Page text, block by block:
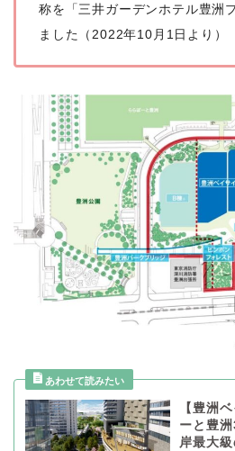
称を「三井ガーデンホテル豊洲
ました（2022年10月1日より）
【豊洲
ーと豊
岸最大